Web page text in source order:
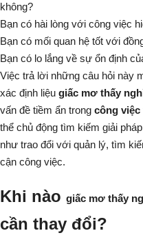
không?
Bạn có hài lòng với công việc
Bạn có mối quan hệ tốt với
Bạn có lo lắng về sự ổn định
Việc trả lời những câu hỏi này
xác định liệu giấc mơ thấy
vấn đề tiềm ẩn trong công
thể chủ động tìm kiếm giải
như trao đổi với quản lý, tìm
cận công việc.
Khi nào giấc mơ thấy
cần thay đổi?